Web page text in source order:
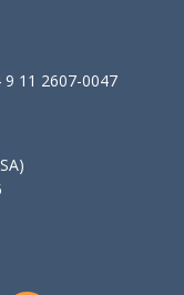
9 11 2607-0047